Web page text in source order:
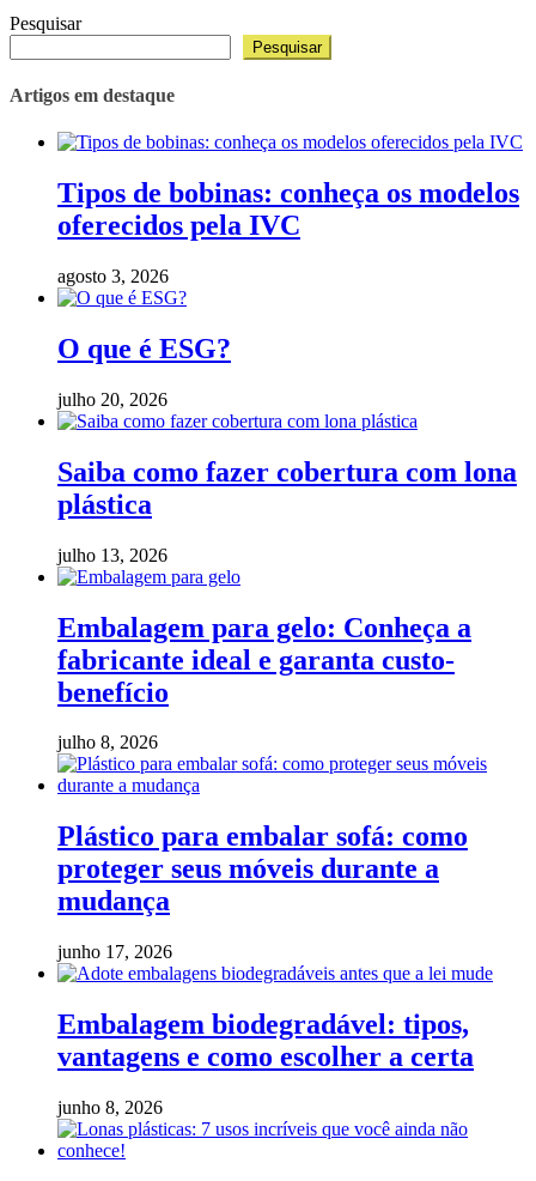
Pesquisar
Pesquisar
Artigos em destaque
Tipos de bobinas: conheça os modelos
oferecidos pela IVC
agosto 3, 2026
O que é ESG?
julho 20, 2026
Saiba como fazer cobertura com lona
plástica
julho 13, 2026
Embalagem para gelo: Conheça a
fabricante ideal e garanta custo-
benefício
julho 8, 2026
Plástico para embalar sofá: como
proteger seus móveis durante a
mudança
junho 17, 2026
Embalagem biodegradável: tipos,
vantagens e como escolher a certa
junho 8, 2026